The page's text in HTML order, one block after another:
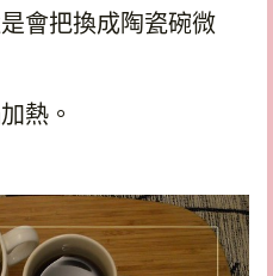
會把換成陶瓷碗微
熱。